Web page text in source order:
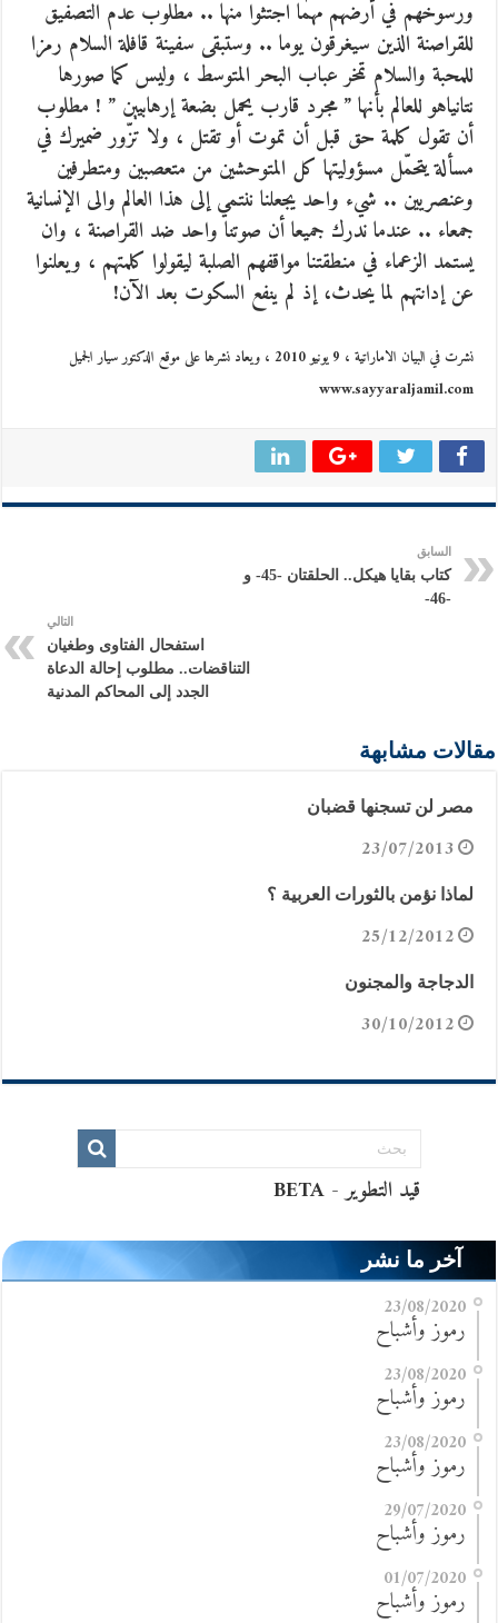
ورسوخهم في أرضهم مهما اجتثوا منها .. مطلوب عدم التصفيق
للقراصنة الذين سيغرقون يوما .. وستبقى سفينة قافلة السلام رمزا
للمحبة والسلام تمخر عباب البحر المتوسط ، وليس كما صورها
نتانياهو للعالم بأنها ” مجرد قارب يحمل بضعة إرهابيين ” ! مطلوب
أن تقول كلمة حق قبل أن تموت أو تقتل ، ولا تزّور ضميرك في
مسألة يتحمّل مسؤوليتها كل المتوحشين من متعصبين ومتطرفين
وعنصريين .. شيء واحد يجعلنا ننتمي إلى هذا العالم والى الإنسانية
جمعاء .. عندما ندرك جميعا أن صوتنا واحد ضد القراصنة ، وان
يستمد الزعماء في منطقتنا مواقفهم الصلبة ليقولوا كلمتهم ، ويعلنوا
عن إدانتهم لما يحدث، إذ لم ينفع السكوت بعد الآن!
نشرت في البيان الاماراتية ، 9 يونيو 2010 ، ويعاد نشرها على موقع الدكتور سيار الجميل
www.sayyaraljamil.com
السابق
كتاب بقايا هيكل.. الحلقتان -45- و
-46-
التالي
استفحال الفتاوى وطغيان
التناقضات.. مطلوب إحالة الدعاة
الجدد إلى المحاكم المدنية
مقالات مشابهة
مصر لن تسجنها قضبان
23/07/2013
لماذا نؤمن بالثورات العربية ؟
25/12/2012
الدجاجة والمجنون
30/10/2012
آخر ما نشر
23/08/2020
رموز وأشباح
23/08/2020
رموز وأشباح
23/08/2020
رموز وأشباح
29/07/2020
رموز وأشباح
01/07/2020
رموز وأشباح